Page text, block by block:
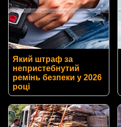
Який штраф за
непристебнутий
ремінь безпеки у 2026
році